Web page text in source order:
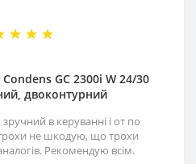
GC 2300i W 24/30
двоконтурний
в керуванні і от по
трохи не шкодую, що трохи
Рекомендую всім.